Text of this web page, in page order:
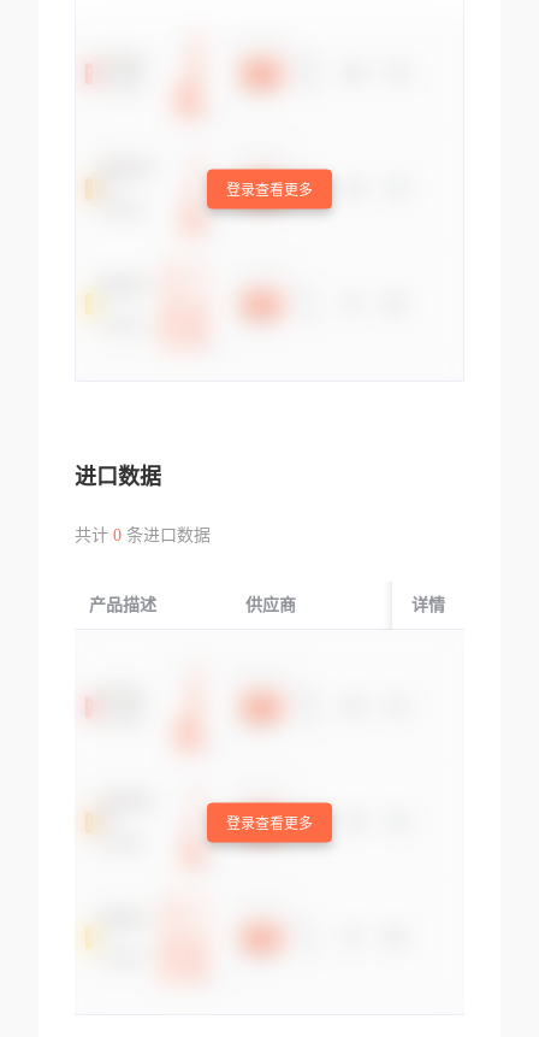
登录查看更多
进口数据
共计 0条进口数据
产品描述 供应商 起运国/地区
详情
登录查看更多